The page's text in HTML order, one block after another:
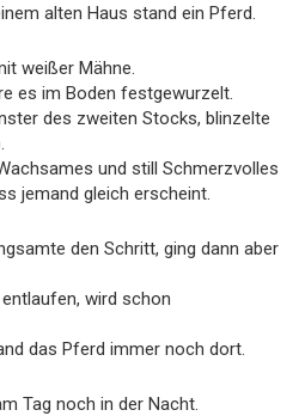
alten Haus stand ein Pferd.
weißer Mähne.
es im Boden festgewurzelt.
des zweiten Stocks, blinzelte
und still Schmerzvolles
jemand gleich erscheint.
den Schritt, ging dann aber
wird schon
das Pferd immer noch dort.
Tag noch in der Nacht.